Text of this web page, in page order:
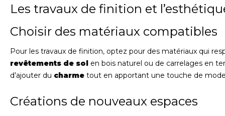
Les travaux de finition et
Choisir des matériaux compatibles
Pour les travaux de finition, optez pour des matériaux qui
revêtements de sol en bois naturel ou de carrelages en
d’ajouter du charme tout en apportant une touche de
Créations de nouveaux espaces